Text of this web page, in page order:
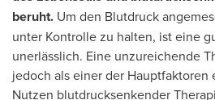
beruht. Um den Blutdruck
unter Kontrolle zu halten, ist eine
unerlässlich. Eine unzureichende
jedoch als einer der Hauptfaktoren
Nutzen blutdrucksenkender